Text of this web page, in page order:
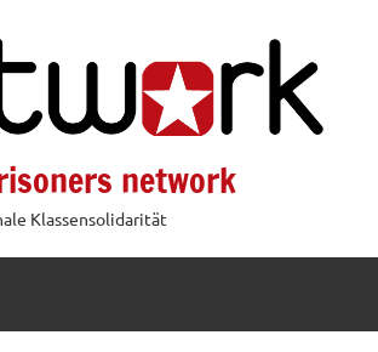
network
Klassensolidarität